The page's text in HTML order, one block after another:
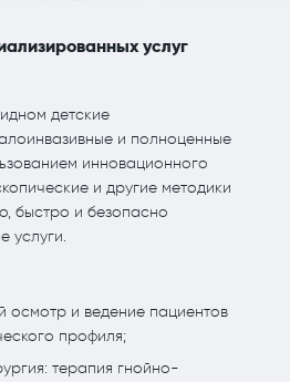
услуг
детские
и полноценные
инновационного
и другие методики
быстро и безопасно
услуги.
осмотр и ведение пациентов
профиля;
терапия гнойно-